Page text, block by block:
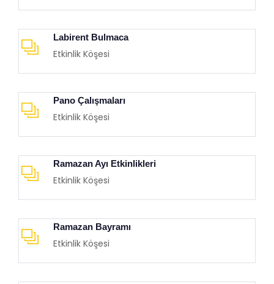
Labirent Bulmaca
Etkinlik Köşesi
Pano Çalışmaları
Etkinlik Köşesi
Ramazan Ayı Etkinlikleri
Etkinlik Köşesi
Ramazan Bayramı
Etkinlik Köşesi